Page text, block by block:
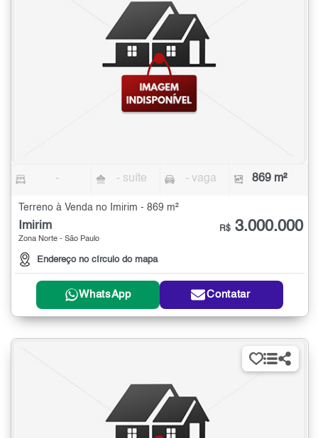
- - suíte - vaga 869 m²
Terreno à Venda no Imirim - 869 m²
Imirim
Zona Norte - São Paulo
Endereço no círculo do mapa
R$ 3.000.000
WhatsApp Contatar